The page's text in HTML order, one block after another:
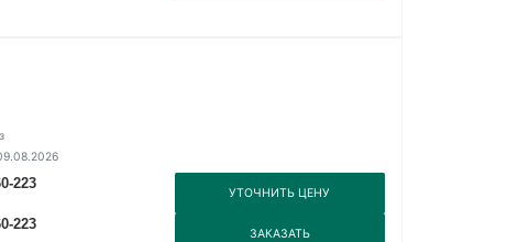
223
УТОЧНИТЬ ЦЕНУ
223
ЗАКАЗАТЬ